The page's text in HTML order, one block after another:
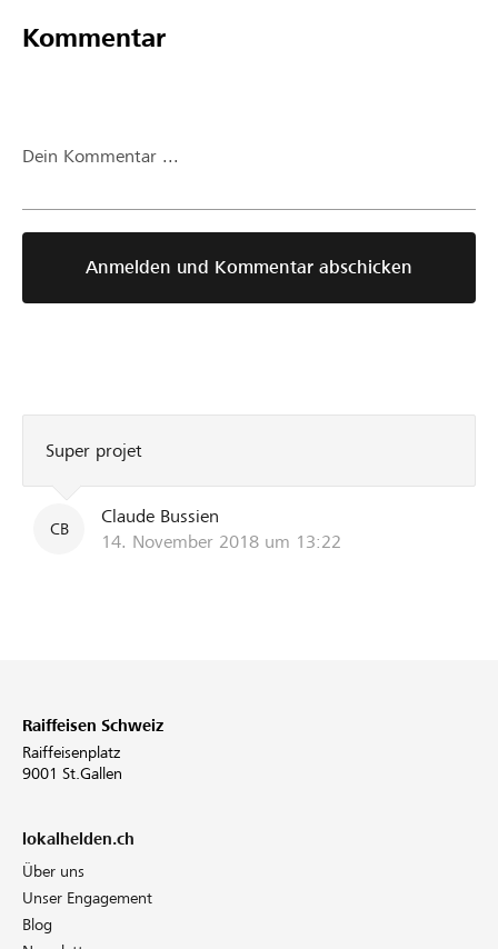
Kommentar
Dein Kommentar ...
Anmelden und Kommentar abschicken
Super projet
CB
Claude Bussien
14. November 2018 um 13:22
Raiffeisen Schweiz
Raiffeisenplatz
9001 St.Gallen
lokalhelden.ch
Über uns
Unser Engagement
Blog